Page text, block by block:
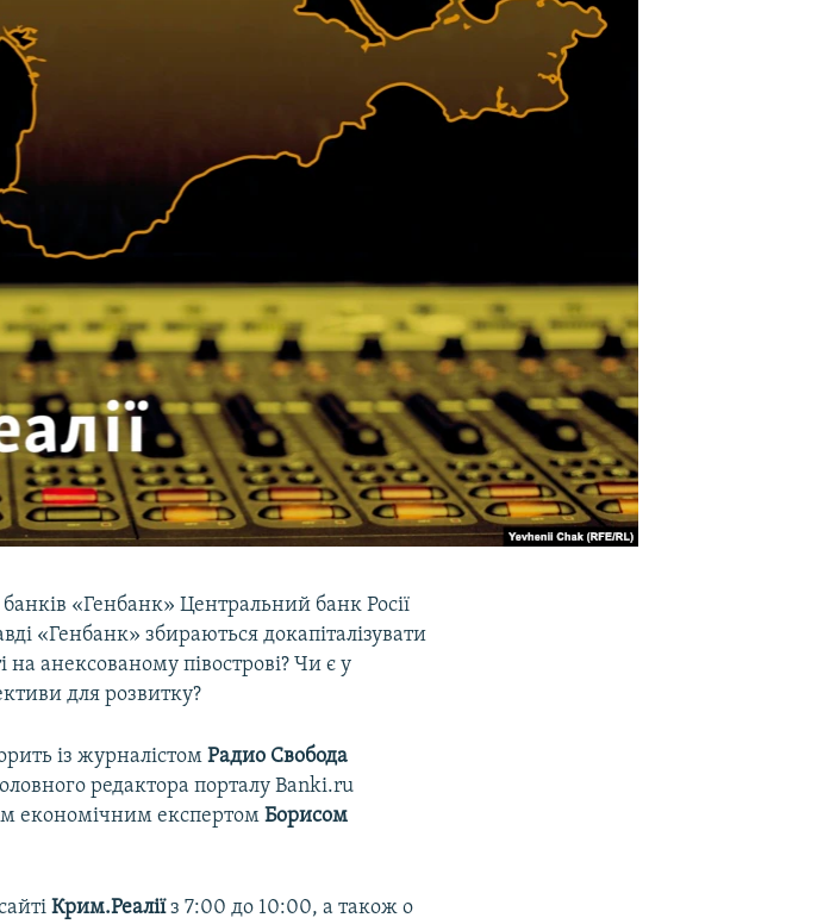
«Генбанк» Центральний банк Росії
«Генбанк» збираються докапіталізувати
анексованому півострові? Чи є у
для розвитку?
із журналістомРадио Свобода
редактора порталу Banki.ru
економічним експертомБорисом
Крим.Реаліїз 7:00 до 10:00, а також о